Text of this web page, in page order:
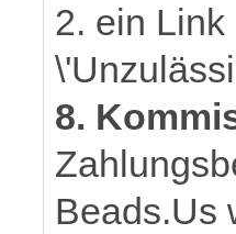
2. ein
8.
Beads.Us